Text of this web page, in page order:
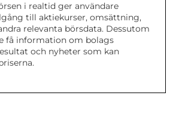
i realtid ger användare
till aktiekurser, omsättning,
relevanta börsdata. Dessutom
få information om bolags
och nyheter som kan